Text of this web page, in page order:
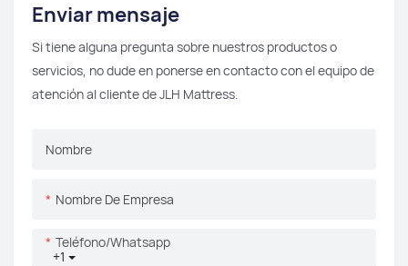
Enviar mensaje
Si tiene alguna pregunta sobre nuestros productos o
servicios, no dude en ponerse en contacto con el equipo de
atención al cliente de JLH Mattress.
Nombre
Nombre De Empresa
+1
Teléfono/whatsapp